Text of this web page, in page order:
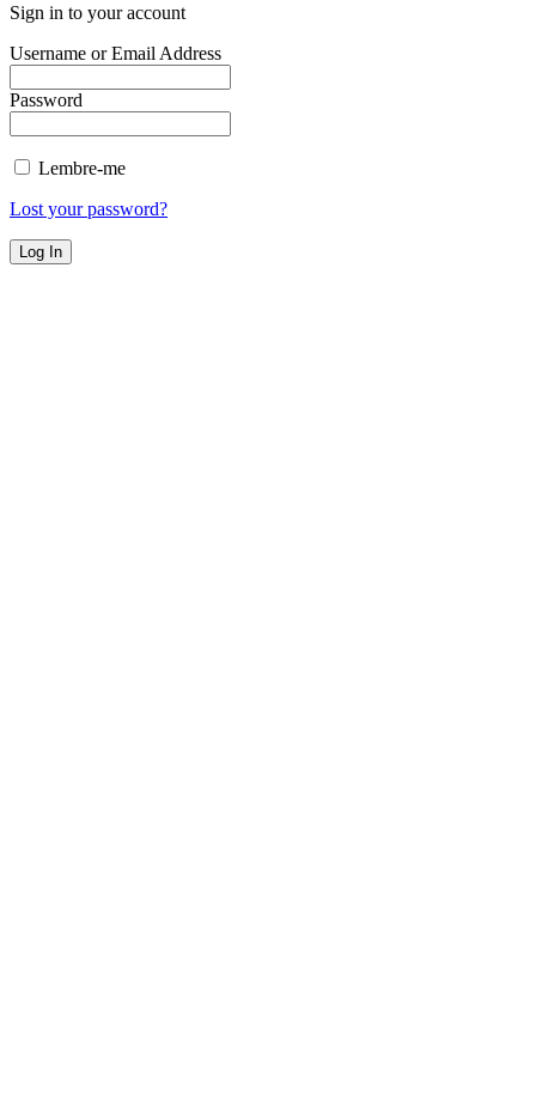
Sign in to your account
Username or Email Address
Password
Lembre-me
Lost your password?